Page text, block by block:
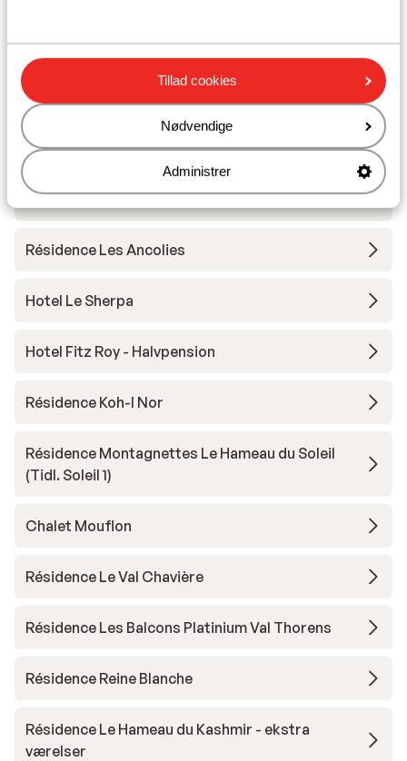
Tillad cookies
Nødvendige
Administrer
Andre overnatningssteder i Val
Thorens
Hotel Le Val Thorens
Résidence Les Ancolies
Hotel Le Sherpa
Hotel Fitz Roy - Halvpension
Résidence Koh-I Nor
Résidence Montagnettes Le Hameau du Soleil
(Tidl. Soleil 1)
Chalet Mouflon
Résidence Le Val Chavière
Résidence Les Balcons Platinium Val Thorens
Résidence Reine Blanche
Résidence Le Hameau du Kashmir - ekstra
værelser